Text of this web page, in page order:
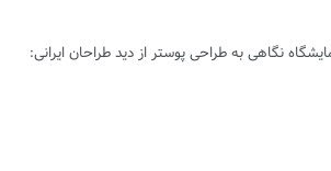
نگاهی به طراحی پوستر از دید طراحان ایرانی: